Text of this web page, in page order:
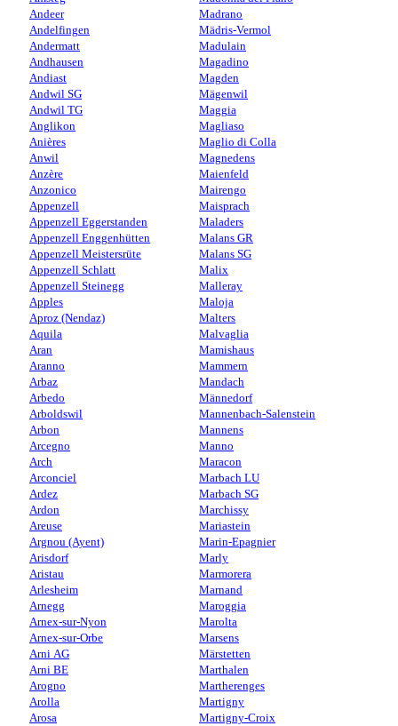
Andeer
Andelfingen
Andermatt
Andhausen
Andiast
Andwil SG
Andwil TG
Anglikon
Anières
Anwil
Anzère
Anzonico
Appenzell
Appenzell Eggerstanden
Appenzell Enggenhütten
Appenzell Meistersrüte
Appenzell Schlatt
Appenzell Steinegg
Apples
Aproz (Nendaz)
Aquila
Aran
Aranno
Arbaz
Arbedo
Arboldswil
Arbon
Arcegno
Arch
Arconciel
Ardez
Ardon
Areuse
Argnou (Ayent)
Arisdorf
Aristau
Arlesheim
Arnegg
Arnex-sur-Nyon
Arnex-sur-Orbe
Arni AG
Arni BE
Arogno
Arolla
Arosa
Madrano
Mädris-Vermol
Madulain
Magadino
Magden
Mägenwil
Maggia
Magliaso
Maglio di Colla
Magnedens
Maienfeld
Mairengo
Maisprach
Maladers
Malans GR
Malans SG
Malix
Malleray
Maloja
Malters
Malvaglia
Mamishaus
Mammern
Mandach
Männedorf
Mannenbach-Salenstein
Mannens
Manno
Maracon
Marbach LU
Marbach SG
Marchissy
Mariastein
Marin-Epagnier
Marly
Marmorera
Marnand
Maroggia
Marolta
Marsens
Märstetten
Marthalen
Martherenges
Martigny
Martigny-Croix